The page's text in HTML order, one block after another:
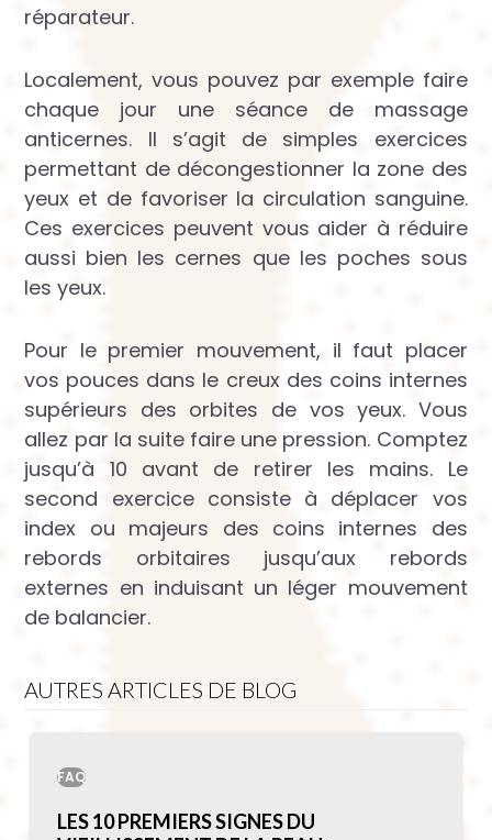
réparateur.
Localement, vous pouvez par exemple faire
chaque jour une séance de massage
anticernes. Il s’agit de simples exercices
permettant de décongestionner la zone des
yeux et de favoriser la circulation sanguine.
Ces exercices peuvent vous aider à réduire
aussi bien les cernes que les poches sous
les yeux.
Pour le premier mouvement, il faut placer
vos pouces dans le creux des coins internes
supérieurs des orbites de vos yeux. Vous
allez par la suite faire une pression. Comptez
jusqu’à 10 avant de retirer les mains. Le
second exercice consiste à déplacer vos
index ou majeurs des coins internes des
rebords orbitaires jusqu’aux rebords
externes en induisant un léger mouvement
de balancier.
AUTRES ARTICLES DE BLOG
FAQ
LES 10 PREMIERS SIGNES DU